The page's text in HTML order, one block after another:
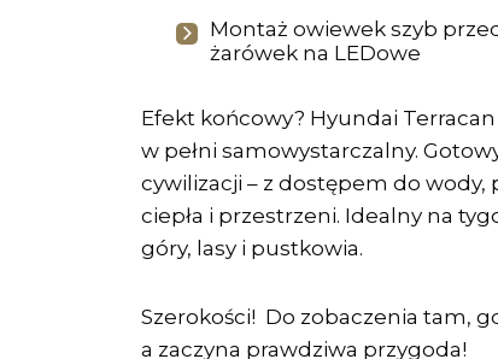
Montaż owiewek szyb
żarówek na LEDowe
Efekt końcowy? Hyundai
w pełni samowystarczalny.
cywilizacji – z dostępem do wody,
ciepła i przestrzeni. Idealny na
góry, lasy i pustkowia.
Szerokości! Do zobaczenia tam,
a zaczyna prawdziwa przygoda!